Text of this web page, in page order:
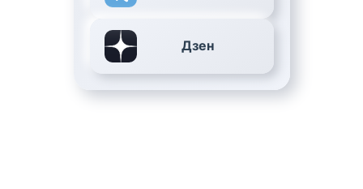
Дзен